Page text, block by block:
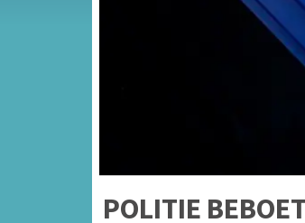
POLITIE